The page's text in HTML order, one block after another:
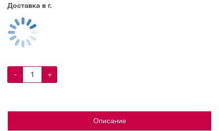
Доставка в г.
- +
Описание